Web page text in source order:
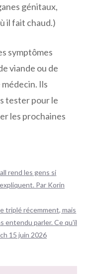
génitaux,
il fait chaud.)
symptômes
viande ou de
Ils
tester pour le
les prochaines
rend les gens si
Par Korin
triplé récemment, mais
entendu parler. Ce qu'il
15 juin 2026